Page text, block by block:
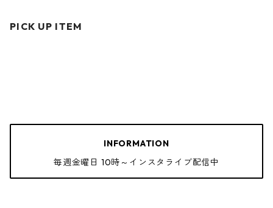
PICK UP ITEM
INFORMATION
毎週金曜日 10時～インスタライブ配信中